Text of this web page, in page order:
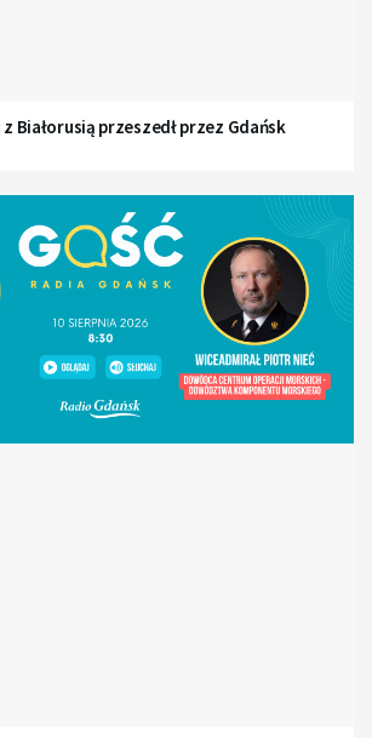
Białorusią przeszedł przez Gdańsk